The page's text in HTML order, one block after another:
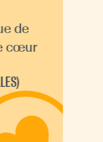
de
cœur